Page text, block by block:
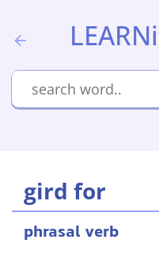
gird for
phrasal verb